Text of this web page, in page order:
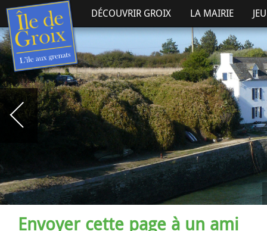
DÉCOUVRIR GROIX LA MAIRIE
Envoyer cette page à un ami